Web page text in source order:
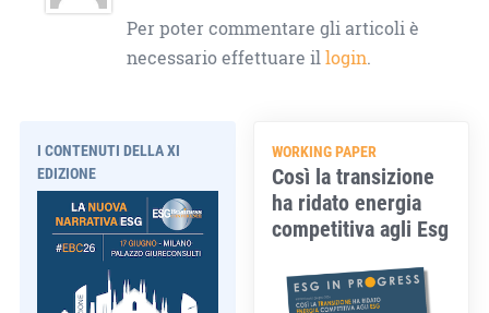
Per poter commentare gli articoli è
necessario effettuare illogin.
I CONTENUTI DELLA XI
EDIZIONE
WORKING PAPER
Così la transizione
ha ridato energia
competitiva agli Esg